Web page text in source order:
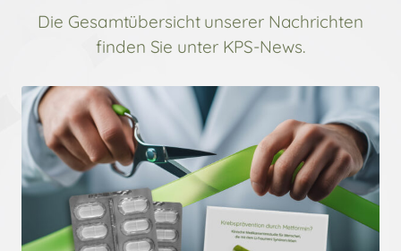
Die Gesamtübersicht unserer Nachrichten
finden Sie unter KPS-News.